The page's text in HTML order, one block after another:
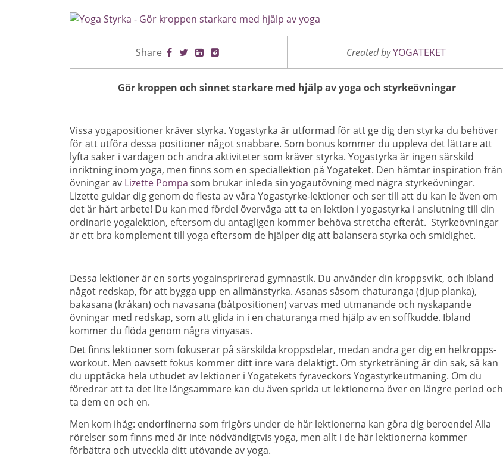
Share Created byYOGATEKET
Gör kroppen och sinnet starkare med hjälp av yoga och styrkeövningar
Vissa yogapositioner kräver styrka. Yogastyrka är utformad för att ge dig den styrka du behöver
för att utföra dessa positioner något snabbare. Som bonus kommer du uppleva det lättare att
lyfta saker i vardagen och andra aktiviteter som kräver styrka. Yogastyrka är ingen särskild
inriktning inom yoga, men finns som en speciallektion på Yogateket. Den hämtar inspiration från
övningar av Lizette Pompa som brukar inleda sin yogautövning med några styrkeövningar.
Lizette guidar dig genom de flesta av våra Yogastyrke-lektioner och ser till att du kan le även om
det är hårt arbete! Du kan med fördel överväga att ta en lektion i yogastyrka i anslutning till din
ordinarie yogalektion, eftersom du antagligen kommer behöva stretcha efteråt. Styrkeövningar
är ett bra komplement till yoga eftersom de hjälper dig att balansera styrka och smidighet.
Dessa lektioner är en sorts yogainsprirerad gymnastik. Du använder din kroppsvikt, och ibland
något redskap, för att bygga upp en allmänstyrka. Asanas såsom chaturanga (djup planka),
bakasana (kråkan) och navasana (båtpositionen) varvas med utmanande och nyskapande
övningar med redskap, som att glida in i en chaturanga med hjälp av en soffkudde. Ibland
kommer du flöda genom några vinyasas.
Det finns lektioner som fokuserar på särskilda kroppsdelar, medan andra ger dig en helkropps-
workout. Men oavsett fokus kommer ditt inre vara delaktigt. Om styrketräning är din sak, så kan
du upptäcka hela utbudet av lektioner i Yogatekets fyraveckors Yogastyrkeutmaning. Om du
föredrar att ta det lite långsammare kan du även sprida ut lektionerna över en längre period och
ta dem en och en.
Men kom ihåg: endorfinerna som frigörs under de här lektionerna kan göra dig beroende! Alla
rörelser som finns med är inte nödvändigtvis yoga, men allt i de här lektionerna kommer
förbättra och utveckla ditt utövande av yoga.